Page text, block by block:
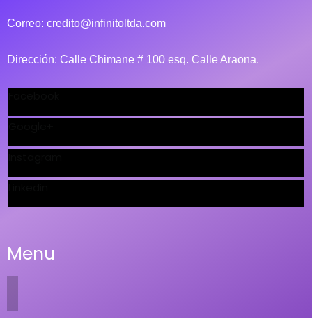
Correo: credito@infinitoltda.com
Dirección: Calle Chimane # 100 esq. Calle Araona.
Menu